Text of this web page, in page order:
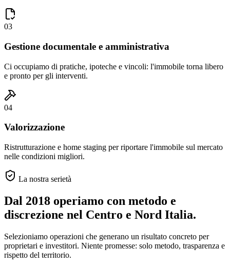
03
Gestione documentale e amministrativa
Ci occupiamo di pratiche, ipoteche e vincoli: l'immobile torna libero
e pronto per gli interventi.
04
Valorizzazione
Ristrutturazione e home staging per riportare l'immobile sul mercato
nelle condizioni migliori.
La nostra serietà
Dal 2018 operiamo con metodo e
discrezione nel Centro e Nord Italia.
Selezioniamo operazioni che generano un risultato concreto per
proprietari e investitori. Niente promesse: solo metodo, trasparenza e
rispetto del territorio.